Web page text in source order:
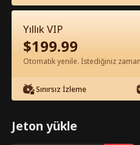
Bölüm 59 - Haine
Film
1-50 51-94
59 60 61
Yıllık VIP
$199.99
Otomatik yenile. İstediğiniz
Sınırsız İzleme
Jeton yükle